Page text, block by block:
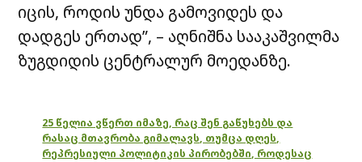
იცის, როდის უნდა გამოვიდეს და
დადგეს ერთად”, – აღნიშნა სააკაშვილმა
ზუგდიდის ცენტრალურ მოედანზე.
25 წელია ვწერთ იმაზე, რაც შენ გაწუხებს და
რასაც მთავრობა გიმალავს, თუმცა დღეს,
რეპრესიული პოლიტიკის პირობებში, როდესაც